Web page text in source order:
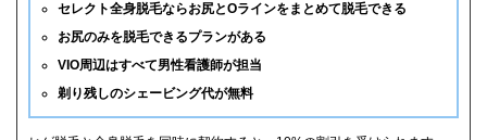
セレクト全身脱毛ならお尻とOラインをまとめて脱毛できる
お尻のみを脱毛できるプランがある
VIO周辺はすべて男性看護師が担当
剃り残しのシェービング代が無料